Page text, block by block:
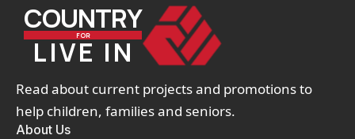
COUNTRY
FOR
LIVE IN
Read about current projects and promotions to
help children, families and seniors.
About Us